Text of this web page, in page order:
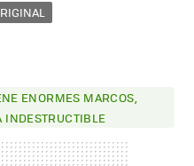
ENORMES MARCOS,
INDESTRUCTIBLE